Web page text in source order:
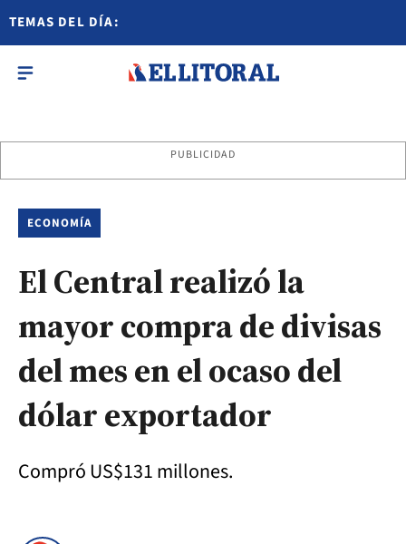
TEMAS DEL DÍA:
PUBLICIDAD
ECONOMÍA
El Central realizó la
mayor compra de divisas
del mes en el ocaso del
dólar exportador
Compró US$131 millones.